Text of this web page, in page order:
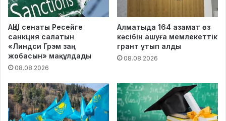
АҚШ сенаты Ресейге
санкция салатын
«Линдси Грэм заң
жобасын» мақұлдады
08.08.2026
Алматыда 164 азамат өз
кәсібін ашуға мемлекеттік
грант ұтып алды
08.08.2026